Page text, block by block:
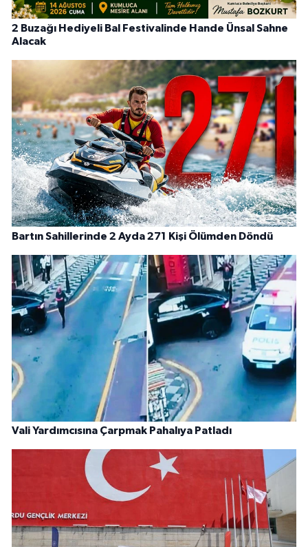
2 Buzağı Hediyeli Bal Festivalinde Hande Ünsal Sahne
Alacak
Bartın Sahillerinde 2 Ayda 271 Kişi Ölümden Döndü
Vali Yardımcısına Çarpmak Pahalıya Patladı